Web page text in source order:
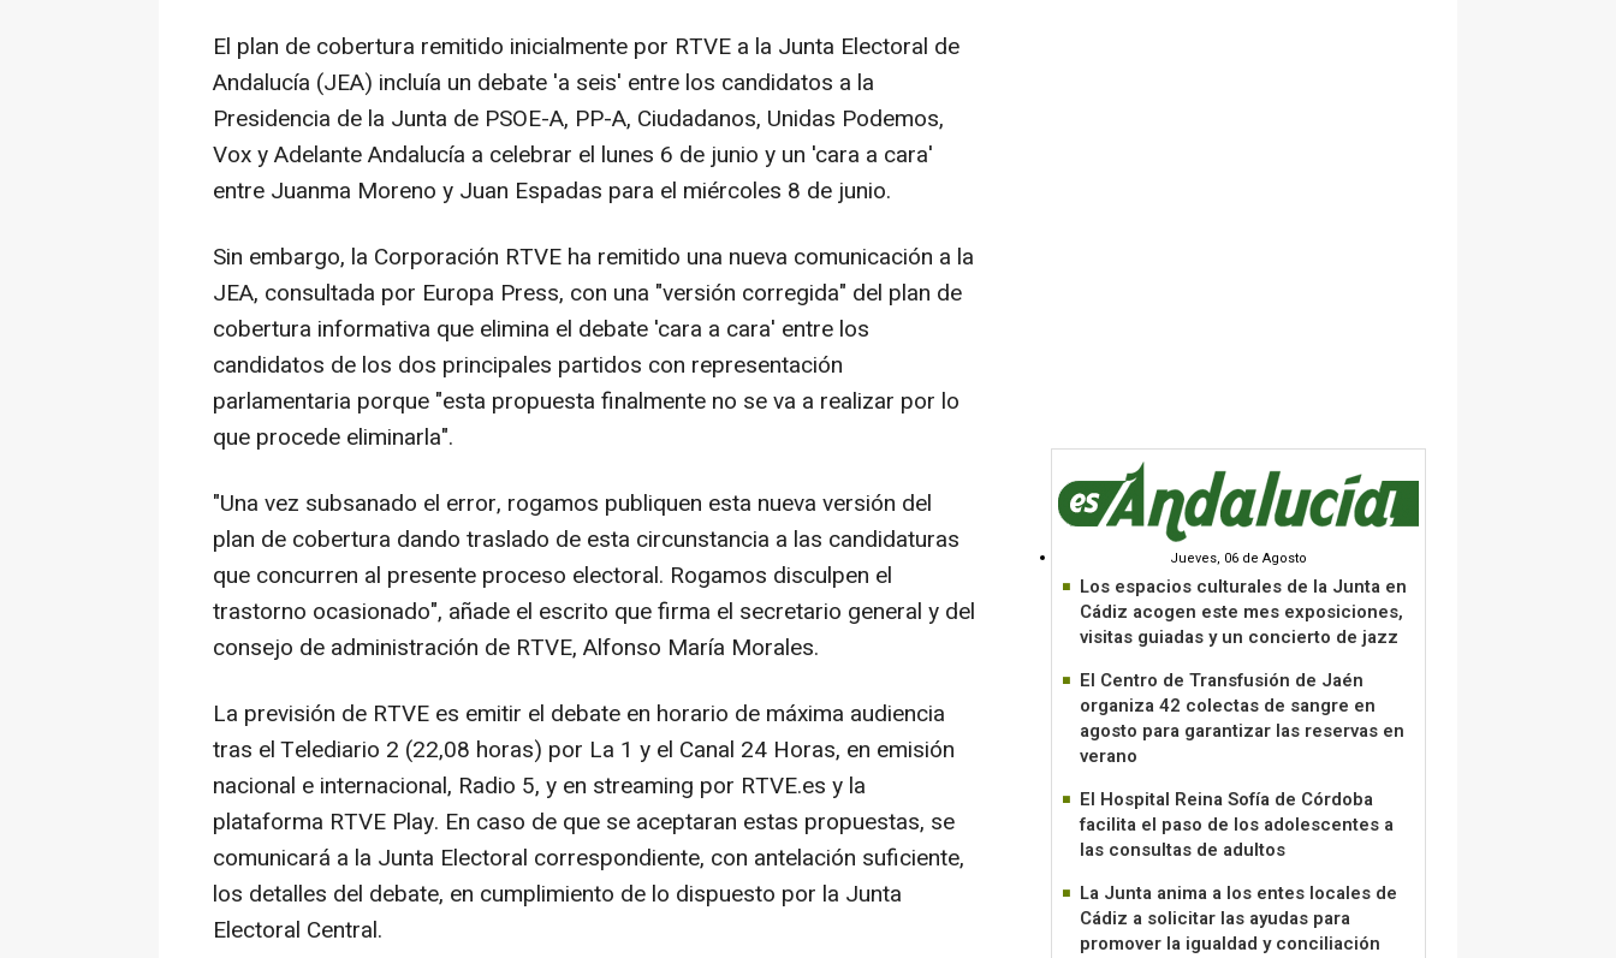
El plan de cobertura remitido inicialmente por RTVE a la Junta Electoral de
Andalucía (JEA) incluía un debate 'a seis' entre los candidatos a la
Presidencia de la Junta de PSOE-A, PP-A, Ciudadanos, Unidas Podemos,
Vox y Adelante Andalucía a celebrar el lunes 6 de junio y un 'cara a cara'
entre Juanma Moreno y Juan Espadas para el miércoles 8 de junio.
Sin embargo, la Corporación RTVE ha remitido una nueva comunicación a la
JEA, consultada por Europa Press, con una "versión corregida" del plan de
cobertura informativa que elimina el debate 'cara a cara' entre los
candidatos de los dos principales partidos con representación
parlamentaria porque "esta propuesta finalmente no se va a realizar por lo
que procede eliminarla".
"Una vez subsanado el error, rogamos publiquen esta nueva versión del
plan de cobertura dando traslado de esta circunstancia a las candidaturas
que concurren al presente proceso electoral. Rogamos disculpen el
trastorno ocasionado", añade el escrito que firma el secretario general y del
consejo de administración de RTVE, Alfonso María Morales.
La previsión de RTVE es emitir el debate en horario de máxima audiencia
tras el Telediario 2 (22,08 horas) por La 1 y el Canal 24 Horas, en emisión
nacional e internacional, Radio 5, y en streaming por RTVE.es y la
plataforma RTVE Play. En caso de que se aceptaran estas propuestas, se
comunicará a la Junta Electoral correspondiente, con antelación suficiente,
los detalles del debate, en cumplimiento de lo dispuesto por la Junta
Electoral Central.
Jueves, 06 de Agosto
Los espacios culturales de la Junta en
Cádiz acogen este mes exposiciones,
visitas guiadas y un concierto de jazz
El Centro de Transfusión de Jaén
organiza 42 colectas de sangre en
agosto para garantizar las reservas en
verano
El Hospital Reina Sofía de Córdoba
facilita el paso de los adolescentes a
las consultas de adultos
La Junta anima a los entes locales de
Cádiz a solicitar las ayudas para
promover la igualdad y conciliación